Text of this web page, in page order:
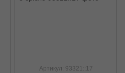
Артикул: 93321::17